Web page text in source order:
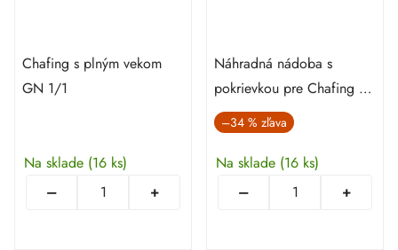
Chafing s plným vekom
GN 1/1
Na sklade (16 ks)
Náhradná nádoba s
pokrievkou pre Chafing na
polievku 8 l
–34 %
Na sklade (16 ks)